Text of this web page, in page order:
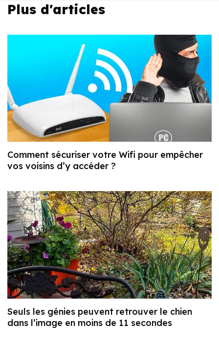
Plus d'articles
Comment sécuriser votre Wifi pour empêcher
vos voisins d’y accéder ?
Seuls les génies peuvent retrouver le chien
dans l’image en moins de 11 secondes